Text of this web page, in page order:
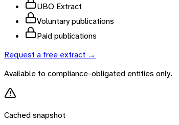
UBO Extract
Voluntary publications
Paid publications
Request a free extract →
Available to compliance-obligated entities only.
Cached snapshot